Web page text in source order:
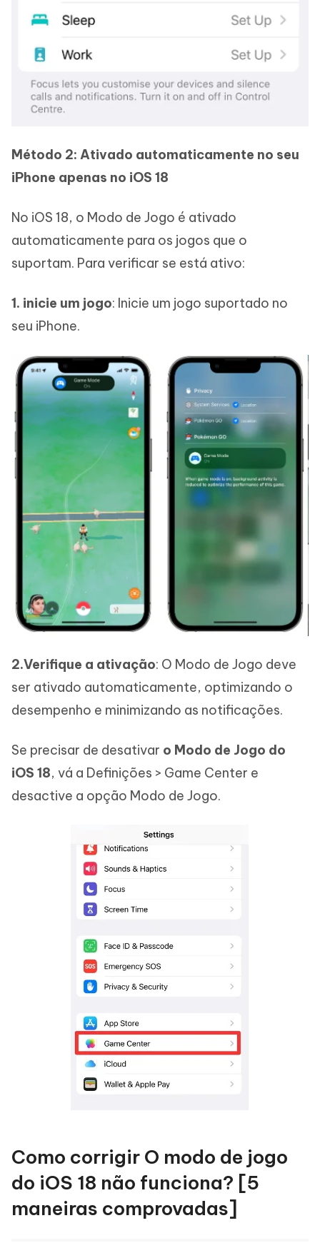
Método 2: Ativado automaticamente no seu
iPhone apenas no iOS 18
No iOS 18, o Modo de Jogo é ativado
automaticamente para os jogos que o
suportam. Para verificar se está ativo:
1. inicie um jogo: Inicie um jogo suportado no
seu iPhone.
2.Verifique a ativação: O Modo de Jogo deve
ser ativado automaticamente, optimizando o
desempenho e minimizando as notificações.
Se precisar de desativar o Modo de Jogo do
iOS 18, vá a Definições > Game Center e
desactive a opção Modo de Jogo.
Como corrigir O modo de jogo
do iOS 18 não funciona? [5
maneiras comprovadas]